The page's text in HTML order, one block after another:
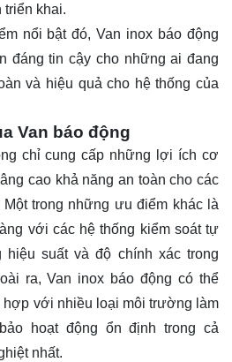
triển khai.
nổi bật đó, Van inox báo động
đáng tin cậy cho những ai đang
và hiệu quả cho hệ thống của
Van báo động
chỉ cung cấp những lợi ích cơ
cao khả năng an toàn cho các
trong những ưu điểm khác là
với các hệ thống kiểm soát tự
suất và độ chính xác trong
ra, Van inox báo động có thể
với nhiều loại môi trường làm
hoạt động ổn định trong cả
nhất.